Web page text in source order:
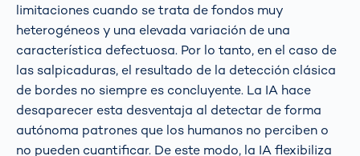
limitaciones cuando se trata de fondos muy
heterogéneos y una elevada variación de una
característica defectuosa. Por lo tanto, en el caso de
las salpicaduras, el resultado de la detección clásica
de bordes no siempre es concluyente. La IA hace
desaparecer esta desventaja al detectar de forma
autónoma patrones que los humanos no perciben o
no pueden cuantificar. De este modo, la IA flexibiliza